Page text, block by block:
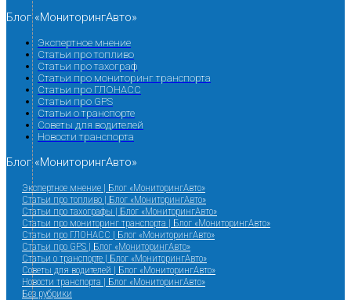
Блог «МониторингАвто»
Экспертное мнение
Статьи про топливо
Статьи про тахограф
Статьи про мониторинг транспорта
Статьи про ГЛОНАСС
Статьи про GPS
Статьи о транспорте
Советы для водителей
Новости транспорта
Блог «МониторингАвто»
Экспертное мнение | Блог «МониторингАвто»
Статьи про топливо | Блог «МониторингАвто»
Статьи про тахографы | Блог «МониторингАвто»
Статьи про мониторинг транспорта | Блог «МониторингАвто»
Статьи про ГЛОНАСС | Блог «МониторингАвто»
Статьи про GPS | Блог «МониторингАвто»
Статьи о транспорте | Блог «МониторингАвто»
Советы для водителей | Блог «МониторингАвто»
Новости транспорта | Блог «МониторингАвто»
Без рубрики